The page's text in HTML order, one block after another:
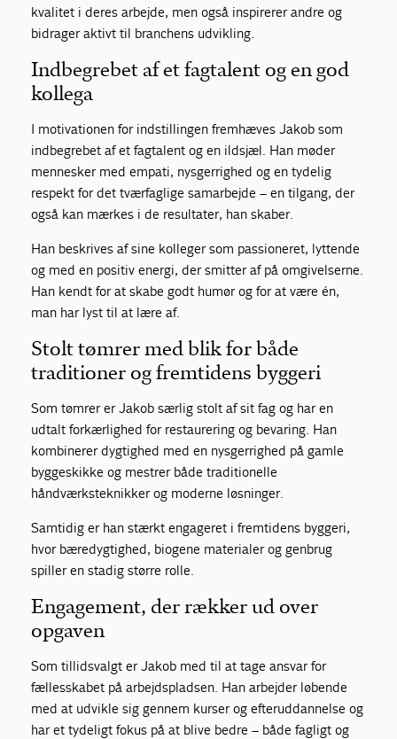
kvalitet i deres arbejde, men også inspirerer andre og
bidrager aktivt til branchens udvikling.
Indbegrebet af et fagtalent og en god
kollega
I motivationen for indstillingen fremhæves Jakob som
indbegrebet af et fagtalent og en ildsjæl. Han møder
mennesker med empati, nysgerrighed og en tydelig
respekt for det tværfaglige samarbejde – en tilgang, der
også kan mærkes i de resultater, han skaber.
Han beskrives af sine kolleger som passioneret, lyttende
og med en positiv energi, der smitter af på omgivelserne.
Han kendt for at skabe godt humør og for at være én,
man har lyst til at lære af.
Stolt tømrer med blik for både
traditioner og fremtidens byggeri
Som tømrer er Jakob særlig stolt af sit fag og har en
udtalt forkærlighed for restaurering og bevaring. Han
kombinerer dygtighed med en nysgerrighed på gamle
byggeskikke og mestrer både traditionelle
håndværksteknikker og moderne løsninger.
Samtidig er han stærkt engageret i fremtidens byggeri,
hvor bæredygtighed, biogene materialer og genbrug
spiller en stadig større rolle.
Engagement, der rækker ud over
opgaven
Som tillidsvalgt er Jakob med til at tage ansvar for
fællesskabet på arbejdspladsen. Han arbejder løbende
med at udvikle sig gennem kurser og efteruddannelse og
har et tydeligt fokus på at blive bedre – både fagligt og